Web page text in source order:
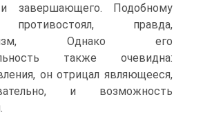
и завершающего. Подобному
правда,
Однако его
также очевидна:
он отрицал являющееся,
и возможность